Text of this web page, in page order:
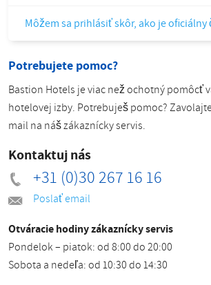
Môžem sa prihlásiť skôr, ako je oficiálny
Potrebujete pomoc?
Bastion Hotels je viac než ochotný pomôcť
hotelovej izby. Potrebuješ pomoc?
mail na náš zákaznícky servis.
Kontaktuj nás
+31 (0)30 267 16 16
Poslať email
Otváracie hodiny zákaznícky servis
Pondelok – piatok: od 8:00 do 20:00
Sobota a nedeľa: od 10:30 do 14:30